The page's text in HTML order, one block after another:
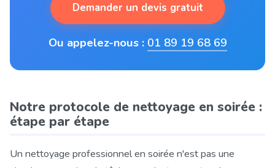
Demander un devis gratuit
Ou appelez-nous : 01 89 19 68 69
Notre protocole de nettoyage en soirée :
étape par étape
Un nettoyage professionnel en soirée n'est pas une